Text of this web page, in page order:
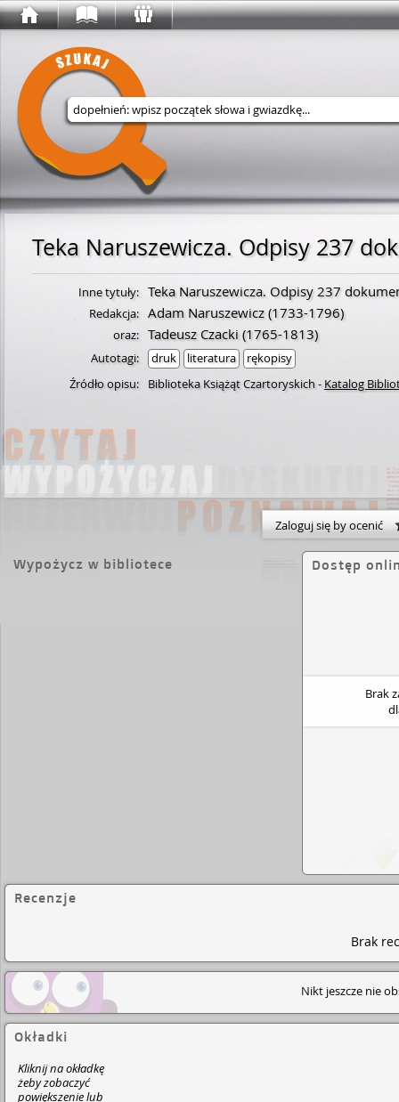
Wyszukaj w serwisie
Teka Naruszewicza. Odpisy 237
Inne tytuły: Teka Naruszewicza. Odpisy 237
Redakcja: Adam Naruszewicz(1733-1796)
oraz: Tadeusz Czacki (1765-1813)
Autotagi: druk literatura
rękopisy
Źródło opisu:
Biblioteka Książąt Czartoryskich - Katalog
Zaloguj się by ocenić
Wypożycz w bibliotece Dostęp
Brak
Recenzje
Brak
Nikt jeszcze nie
Okładki
Kliknij na okładkę
żeby zobaczyć
powiększenie lub